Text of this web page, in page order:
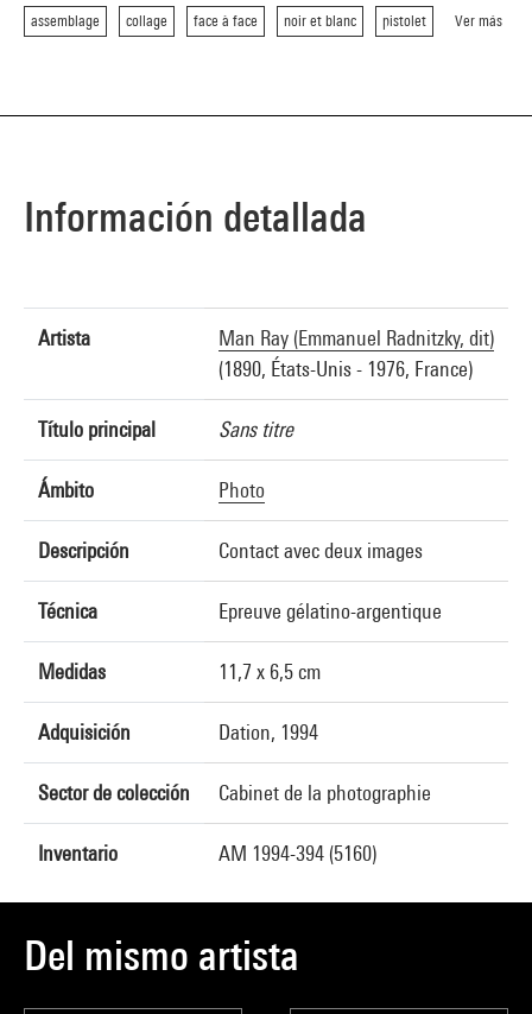
assemblage collage face à face noir et blanc pistolet Ver más
Información detallada
Artista
Man Ray (Emmanuel Radnitzky, dit)
(1890, États-Unis - 1976, France)
Título principal Sans titre
Ámbito Photo
Descripción Contact avec deux images
Técnica Epreuve gélatino-argentique
Medidas 11,7 x 6,5 cm
Adquisición Dation, 1994
Sector de colección Cabinet de la photographie
Inventario AM 1994-394 (5160)
Del mismo artista